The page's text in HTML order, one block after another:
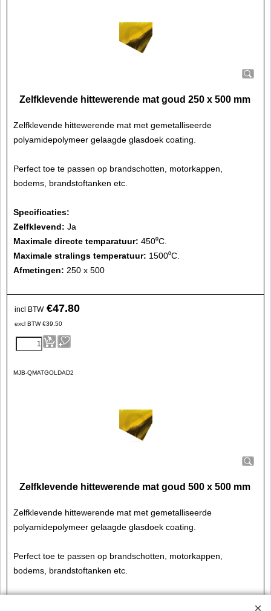
Zelfklevende hittewerende mat goud 250 x 500 mm
Zelfklevende hittewerende mat met gemetalliseerde
polyamidepolymeer gelaagde glasdoek coating.
Perfect toe te passen op brandschotten, motorkappen,
bodems, brandstoftanken etc.
Specificaties:
Zelfklevend: Ja
Maximale directe temparatuur: 450⁰C.
Maximale stralings temperatuur: 1500⁰C.
Afmetingen: 250 x 500
incl BTW €47.80
excl BTW €39.50
MJB-QMATGOLDAD2
Zelfklevende hittewerende mat goud 500 x 500 mm
Zelfklevende hittewerende mat met gemetalliseerde
polyamidepolymeer gelaagde glasdoek coating.
Perfect toe te passen op brandschotten, motorkappen,
bodems, brandstoftanken etc.